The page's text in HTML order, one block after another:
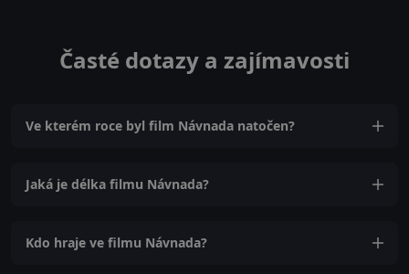
Časté dotazy a zajímavosti
Ve kterém roce byl film Návnada natočen?
Jaká je délka filmu Návnada?
Kdo hraje ve filmu Návnada?